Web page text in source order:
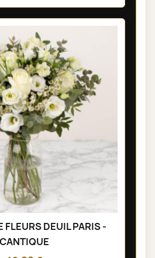
FLEURS DEUIL PARIS -
CANTIQUE